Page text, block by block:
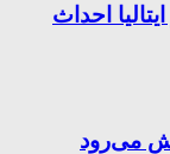
احداث
می‌رود